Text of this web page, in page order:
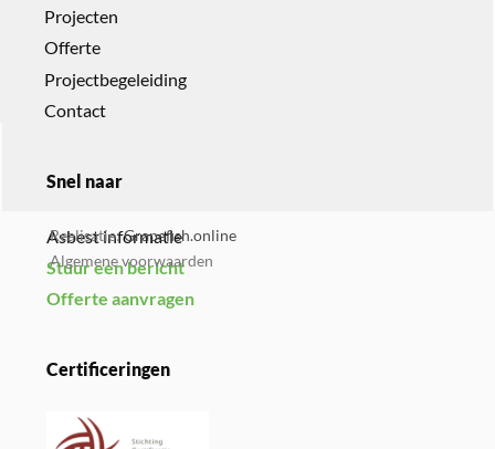
Projecten
Offerte
Projectbegeleiding
Contact
Snel naar
Asbest informatie
Stuur een bericht
Offerte aanvragen
Certificeringen
Realisatie:Grapefish.online
Algemene voorwaarden